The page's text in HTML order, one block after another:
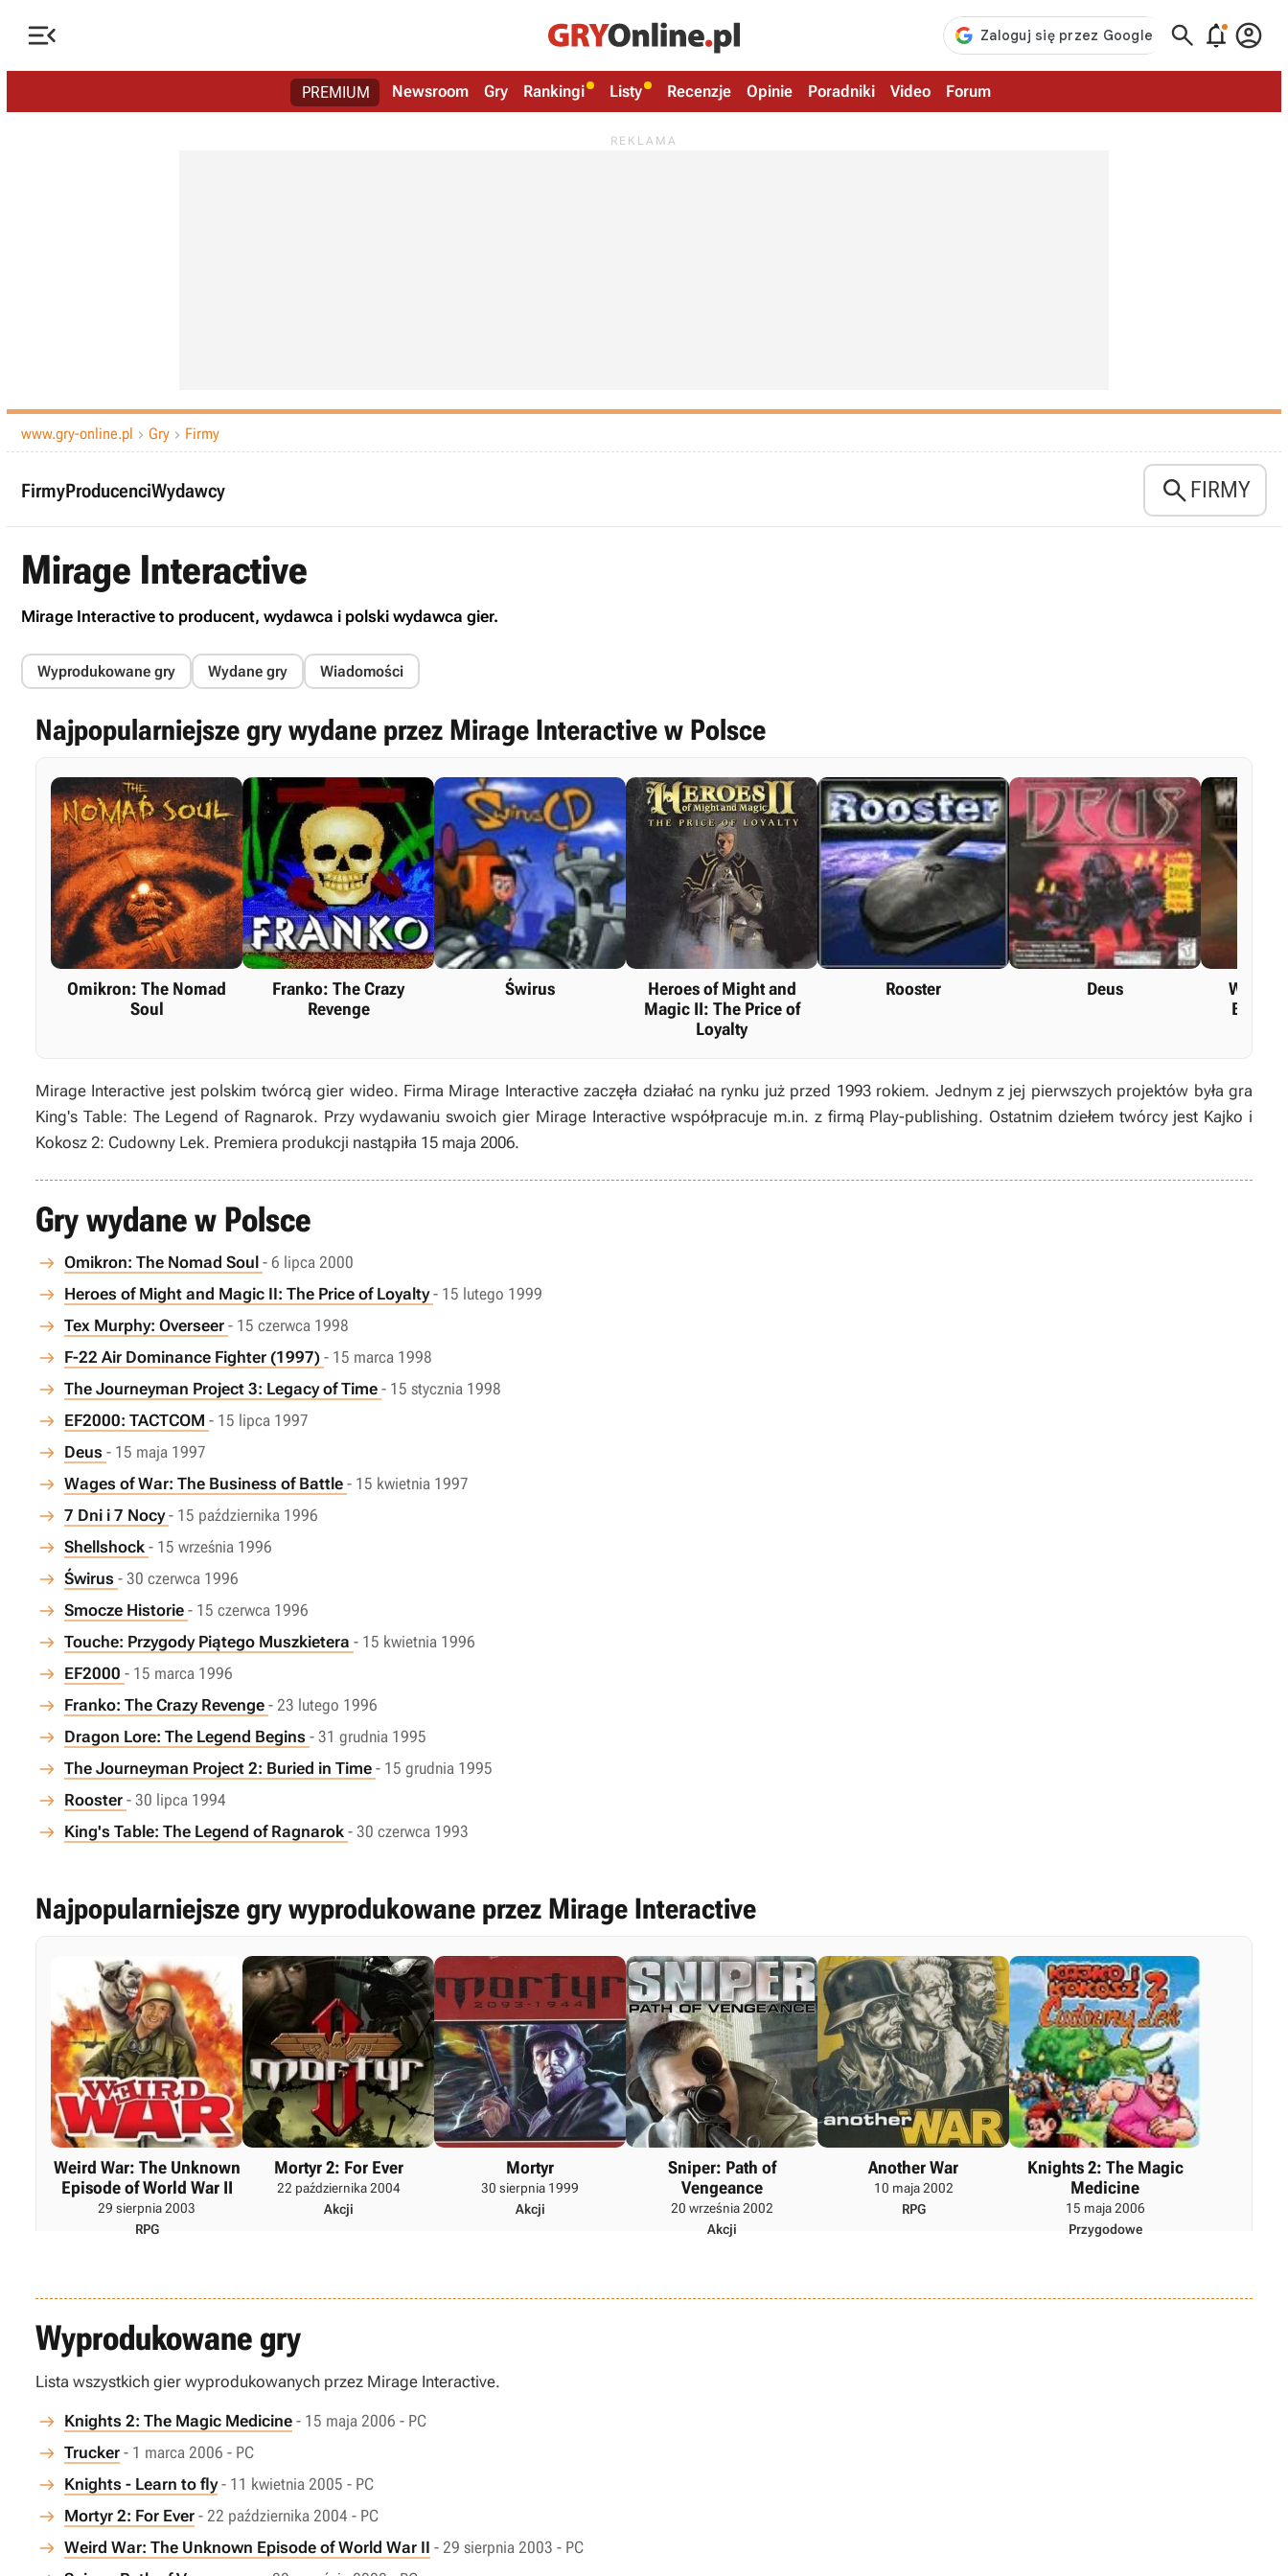
   
PREMIUM Newsroom Gry Rankingi Listy Recenzje Opinie Poradniki Video Forum
www.gry-online.pl  Gry  Firmy
FirmyProducenciWydawcy FIRMY
Mirage Interactive
Mirage Interactive to producent, wydawca i polski wydawca gier.
Wyprodukowane gry Wydane gry Wiadomości
Najpopularniejsze gry wydane przez Mirage Interactive w Polsce
Omikron: The Nomad
Soul
Franko: The Crazy
Revenge
Świrus
Heroes of Might and
Magic II: The Price of
Loyalty
Rooster Deus
Wages
Mirage Interactive jest polskim twórcą gier wideo. Firma Mirage Interactive zaczęła działać na rynku już przed 1993 rokiem. Jednym z jej pierwszych projektów była gra
King's Table: The Legend of Ragnarok. Przy wydawaniu swoich gier Mirage Interactive współpracuje m.in. z firmą Play-publishing. Ostatnim dziełem twórcy jest Kajko i
Kokosz 2: Cudowny Lek. Premiera produkcji nastąpiła 15 maja 2006.
Gry wydane w Polsce
Omikron: The Nomad Soul - 6 lipca 2000
Heroes of Might and Magic II: The Price of Loyalty- 15 lutego 1999
Tex Murphy: Overseer - 15 czerwca 1998
F-22 Air Dominance Fighter (1997) - 15 marca 1998
The Journeyman Project 3: Legacy of Time - 15 stycznia 1998
EF2000: TACTCOM - 15 lipca 1997
Deus - 15 maja 1997
Wages of War: The Business of Battle - 15 kwietnia 1997
7 Dni i 7 Nocy- 15 października 1996
Shellshock - 15 września 1996
Świrus - 30 czerwca 1996
Smocze Historie - 15 czerwca 1996
Touche: Przygody Piątego Muszkietera - 15 kwietnia 1996
EF2000 - 15 marca 1996
Franko: The Crazy Revenge - 23 lutego 1996
Dragon Lore: The Legend Begins - 31 grudnia 1995
The Journeyman Project 2: Buried in Time - 15 grudnia 1995
Rooster - 30 lipca 1994
King's Table: The Legend of Ragnarok - 30 czerwca 1993
Najpopularniejsze gry wyprodukowane przez Mirage Interactive
Weird War: The Unknown
Episode of World War II
29 sierpnia 2003
RPG
Mortyr 2: For Ever
22 października 2004
Akcji
Mortyr
30 sierpnia 1999
Akcji
Sniper: Path of
Vengeance
20 września 2002
Akcji
Another War
10 maja 2002
RPG
Knights 2: The Magic
Medicine
15 maja 2006
Przygodowe
Wyprodukowane gry
Lista wszystkich gier wyprodukowanych przez Mirage Interactive.
Knights 2: The Magic Medicine - 15 maja 2006 - PC
Trucker - 1 marca 2006 - PC
Knights - Learn to fly - 11 kwietnia 2005 - PC
Mortyr 2: For Ever - 22 października 2004 - PC
Weird War: The Unknown Episode of World War II - 29 sierpnia 2003 - PC